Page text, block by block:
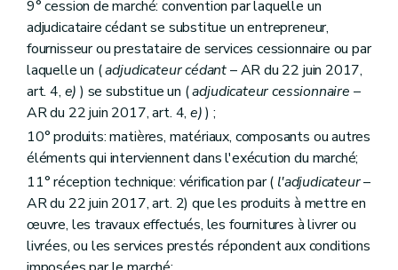
Art. 90
Art. 91
Art. 92
Art. 93
Art. 94
Art. 95
Section 2 ((...)– AR du 22 juin 2017, art. 46, 5°)
Art. 96 à 103
Chapitre 4
(...)
– AR du 22 juin 2017, art. 46, 6°)
Art. 104 à 114
Chapitre 5 Dispositions propres aux marchés de fournitures
Section 1re
Dispositions communes à tous les marchés de fournitures
Art. 115
Art. 116
Art. 117
9° cession de marché: convention par laquelle un
adjudicataire cédant se substitue un entrepreneur,
fournisseur ou prestataire de services cessionnaire ou par
laquelle un (adjudicateur cédant– AR du 22 juin 2017,
art. 4, e) ) se substitue un (adjudicateur cessionnaire –
AR du 22 juin 2017, art. 4, e)) ;
10° produits: matières, matériaux, composants ou autres
éléments qui interviennent dans l'exécution du marché;
11° réception technique: vérification par ( l'adjudicateur–
AR du 22 juin 2017, art. 2) que les produits à mettre en
œuvre, les travaux effectués, les fournitures à livrer ou
livrées, ou les services prestés répondent aux conditions